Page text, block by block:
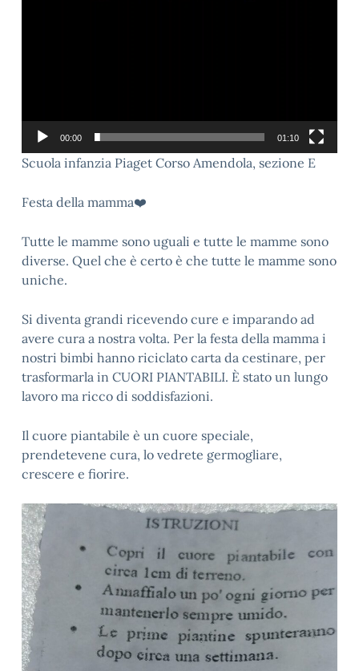
00:00 01:10
Scuola infanzia Piaget Corso Amendola, sezione E
Festa della mamma❤️
Tutte le mamme sono uguali e tutte le mamme sono
diverse. Quel che è certo è che tutte le mamme sono
uniche.
Si diventa grandi ricevendo cure e imparando ad
avere cura a nostra volta. Per la festa della mamma i
nostri bimbi hanno riciclato carta da cestinare, per
trasformarla in CUORI PIANTABILI. È stato un lungo
lavoro ma ricco di soddisfazioni.
Il cuore piantabile è un cuore speciale,
prendetevene cura, lo vedrete germogliare,
crescere e fiorire.